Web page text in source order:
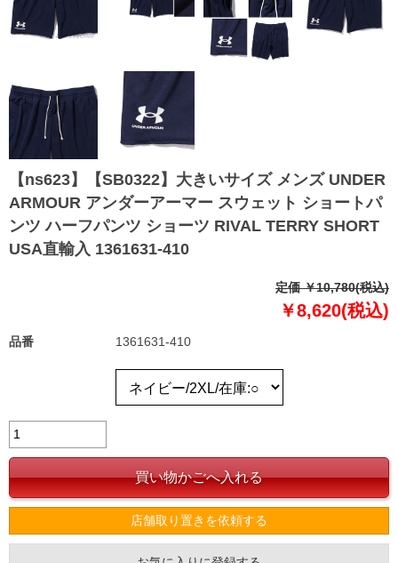
【ns623】【SB0322】大きいサイズ メンズ UNDER
ARMOUR アンダーアーマー スウェット ショートパ
ンツ ハーフパンツ ショーツ RIVAL TERRY SHORT
USA直輸入 1361631-410
定価 ￥10,780(税込)
￥8,620(税込)
品番 1361631-410
店舗取り置きを依頼する